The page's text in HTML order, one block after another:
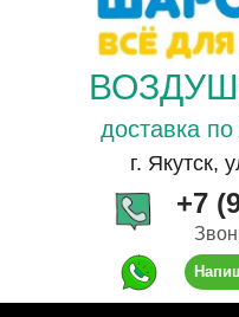
доставка по
г. Якутск,
+7